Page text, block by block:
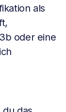
als
oder eine